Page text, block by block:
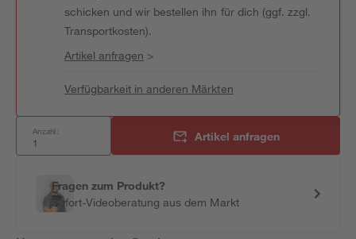
schicken und wir bestellen ihn für dich (ggf. zzgl.
Transportkosten).
Artikel anfragen >
Verfügbarkeit in anderen Märkten
Anzahl: Artikel anfragen
Fragen zum Produkt?
Sofort-Videoberatung aus dem Markt